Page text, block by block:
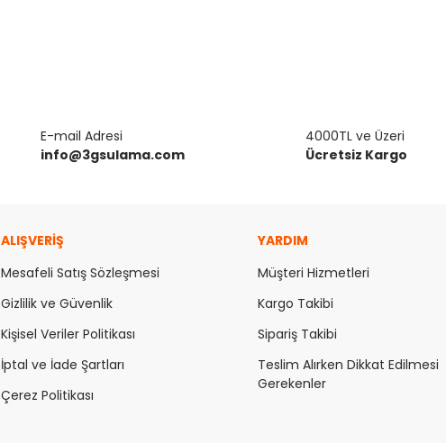
E-mail Adresi
info@3gsulama.com
4000TL ve Üzeri
Ücretsiz Kargo
ALIŞVERİŞ
Mesafeli Satış Sözleşmesi
Gizlilik ve Güvenlik
Kişisel Veriler Politikası
İptal ve İade Şartları
Çerez Politikası
YARDIM
Müşteri Hizmetleri
Kargo Takibi
Sipariş Takibi
Teslim Alırken Dikkat Edilmesi
Gerekenler